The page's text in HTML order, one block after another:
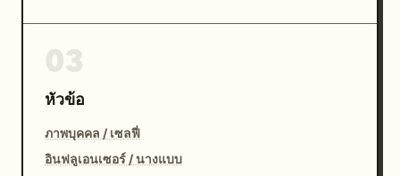
หัวข้อ
ภาพบุคคล / เซลฟี่
อินฟลูเอนเซอร์ / นางแบบ